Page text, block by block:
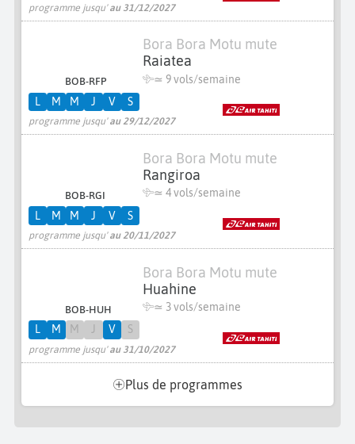
programme jusqu'au 31/12/2027
BOB-RFP
Bora Bora Motu mute
Raiatea
≃ 9 vols/semaine
programme jusqu'au 29/12/2027
L M M J V S
BOB-RGI
Bora Bora Motu mute
Rangiroa
≃ 4 vols/semaine
programme jusqu'au 20/11/2027
L M M J V S
BOB-HUH
Bora Bora Motu mute
Huahine
≃ 3 vols/semaine
programme jusqu'au 31/10/2027
L M M J V S
Plus de programmes